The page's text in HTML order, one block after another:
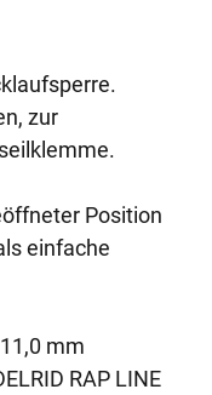
zur
Position
einfache
mm
RAP LINE